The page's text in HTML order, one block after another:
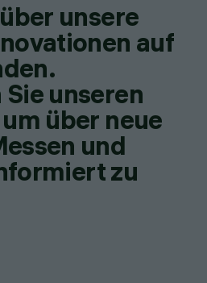
unsere
auf
unseren
über neue
und
zu